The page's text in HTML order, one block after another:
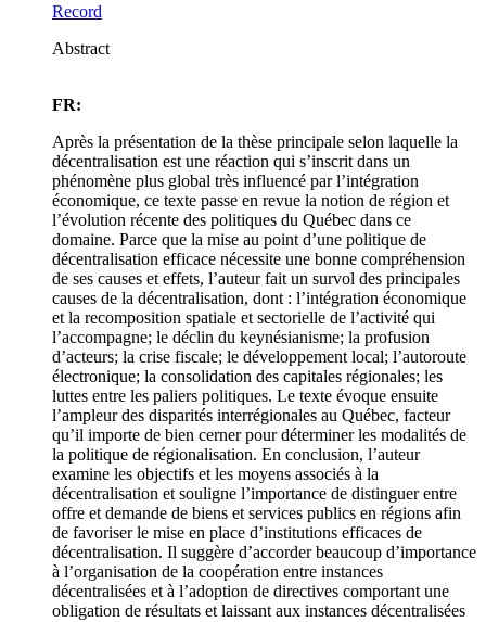
Record
Abstract
FR:
Après la présentation de la thèse principale selon laquelle la
décentralisation est une réaction qui s’inscrit dans un
phénomène plus global très influencé par l’intégration
économique, ce texte passe en revue la notion de région et
l’évolution récente des politiques du Québec dans ce
domaine. Parce que la mise au point d’une politique de
décentralisation efficace nécessite une bonne compréhension
de ses causes et effets, l’auteur fait un survol des principales
causes de la décentralisation, dont : l’intégration économique
et la recomposition spatiale et sectorielle de l’activité qui
l’accompagne; le déclin du keynésianisme; la profusion
d’acteurs; la crise fiscale; le développement local; l’autoroute
électronique; la consolidation des capitales régionales; les
luttes entre les paliers politiques. Le texte évoque ensuite
l’ampleur des disparités interrégionales au Québec, facteur
qu’il importe de bien cerner pour déterminer les modalités de
la politique de régionalisation. En conclusion, l’auteur
examine les objectifs et les moyens associés à la
décentralisation et souligne l’importance de distinguer entre
offre et demande de biens et services publics en régions afin
de favoriser le mise en place d’institutions efficaces de
décentralisation. Il suggère d’accorder beaucoup d’importance
à l’organisation de la coopération entre instances
décentralisées et à l’adoption de directives comportant une
obligation de résultats et laissant aux instances décentralisées